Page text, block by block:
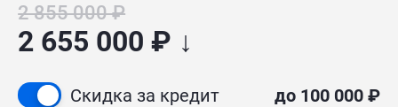
2 855 000 ₽
2 655 000 ₽ ↓
Скидка за кредит
до 100 000 ₽